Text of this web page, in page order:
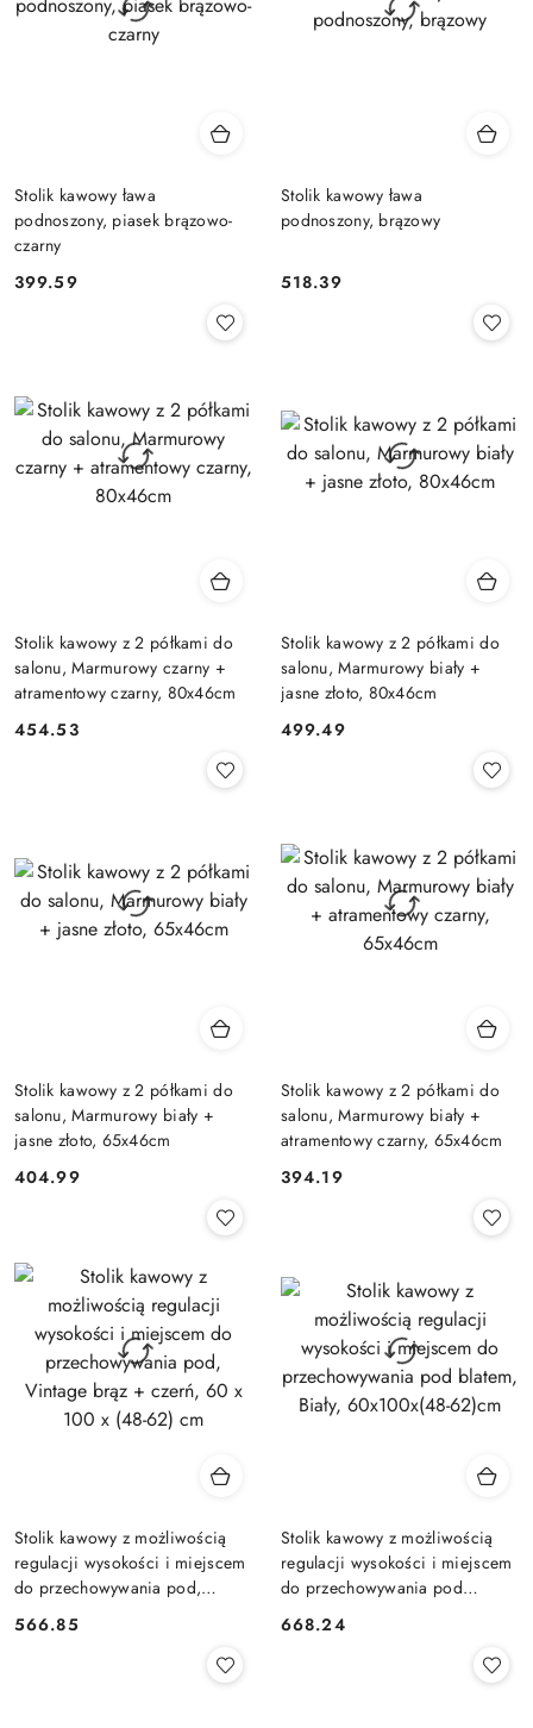
Stolik kawowy ława
podnoszony, piasek brązowo-
czarny
Cena:
399.59
Stolik kawowy ława
podnoszony, brązowy
Cena:
518.39
Stolik kawowy z 2 półkami do
salonu, Marmurowy czarny +
atramentowy czarny, 80x46cm
Cena:
454.53
Stolik kawowy z 2 półkami do
salonu, Marmurowy biały +
jasne złoto, 80x46cm
Cena:
499.49
Stolik kawowy z 2 półkami do
salonu, Marmurowy biały +
jasne złoto, 65x46cm
Cena:
404.99
Stolik kawowy z 2 półkami do
salonu, Marmurowy biały +
atramentowy czarny, 65x46cm
Cena:
394.19
Stolik kawowy z możliwością
regulacji wysokości i miejscem
do przechowywania pod,
x (48-62) cm
Cena:
566.85
Stolik kawowy z możliwością
regulacji wysokości i miejscem
do przechowywania pod
62)cm
Cena:
668.24